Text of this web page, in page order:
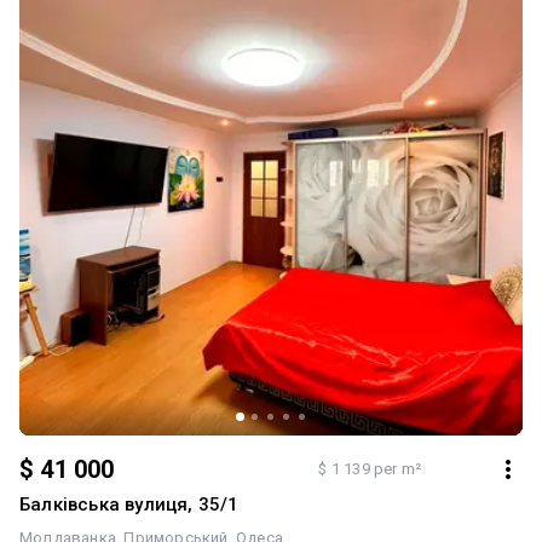
перевага — власне двоконтурне АОГВ: автономне опалення та
гаряча вода цілий рік незалежно від зовнішніх умов. Ця
квартира — ідеальний варіант для тих, хто цінує атмосферу
історичного центру Одеси, простір, комфорт та автономність.
$ 41 000 $ 1 139 per m²
Балківська вулиця, 35/1
Молдаванка Приморський Одеса